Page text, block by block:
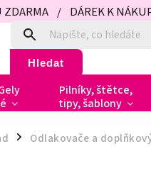
ZDARMA / DÁREK K
Hledat
Pilníky, štětce,
tipy, šablony
/ Odlakovače a